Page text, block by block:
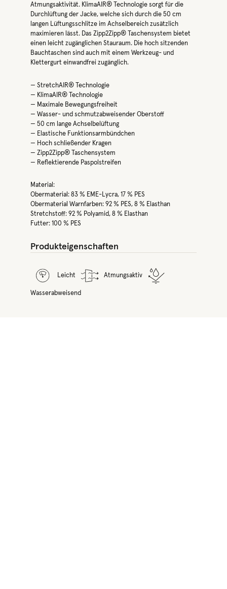
Atmungsaktivität. KlimaAIR® Technologie sorgt für die
Durchlüftung der Jacke, welche sich durch die 50 cm
langen Lüftungsschlitze im Achselbereich zusätzlich
maximieren lässt. Das Zipp2Zipp® Taschensystem bietet
einen leicht zugänglichen Stauraum. Die hoch sitzenden
Bauchtaschen sind auch mit einem Werkzeug- und
Klettergurt einwandfrei zugänglich.
— StretchAIR® Technologie
— KlimaAIR® Technologie
— Maximale Bewegungsfreiheit
— Wasser- und schmutzabweisender Oberstoff
— 50 cm lange Achselbelüftung
— Elastische Funktionsarmbündchen
— Hoch schließender Kragen
— Zipp2Zipp® Taschensystem
— Reflektierende Paspolstreifen
Material:
Obermaterial: 83 % EME-Lycra, 17 % PES
Obermaterial Warnfarben: 92 % PES, 8 % Elasthan
Stretchstoff: 92 % Polyamid, 8 % Elasthan
Futter: 100 % PES
Produkteigenschaften
Leicht Atmungsaktiv
Wasserabweisend